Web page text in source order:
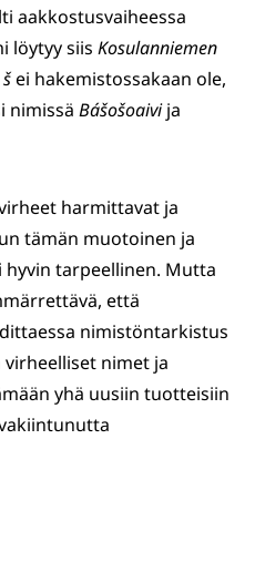
aakkostusvaiheessa
löytyy siis Kosulanniemen
šei hakemistossakaan ole,
nimissä Bášošoaivija
harmittavat ja
tämän muotoinen ja
tarpeellinen. Mutta
että
nimistöntarkistus
nimet ja
yhä uusiin tuotteisiin